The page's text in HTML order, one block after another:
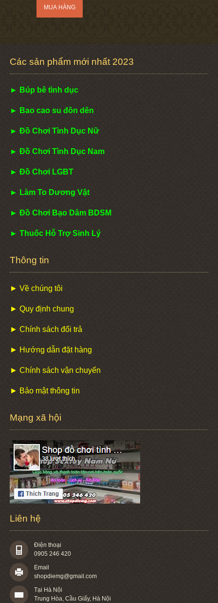
Các sản phẩm mới nhất 2023
► Búp bê tình dục
► Bao cao su đôn dên
► Đồ Chơi Tình Dục Nữ
► Đồ Chơi Tình Dục Nam
► Đồ Chơi LGBT
► Làm To Dương Vật
► Đồ Chơi Bạo Dâm BDSM
► Thuốc Hỗ Trợ Sinh Lý
Thông tin
► Về chúng tôi
► Quy định chung
► Chính sách đổi trả
► Hướng dẫn đặt hàng
► Chính sách vận chuyển
► Bảo mật thông tin
Mạng xã hội
Liên hệ
Điện thoại
0905 246 420
Email
shopdiemg@gmail.com
Tại Hà Nội
Trung Hòa, Cầu Giấy, Hà Nội